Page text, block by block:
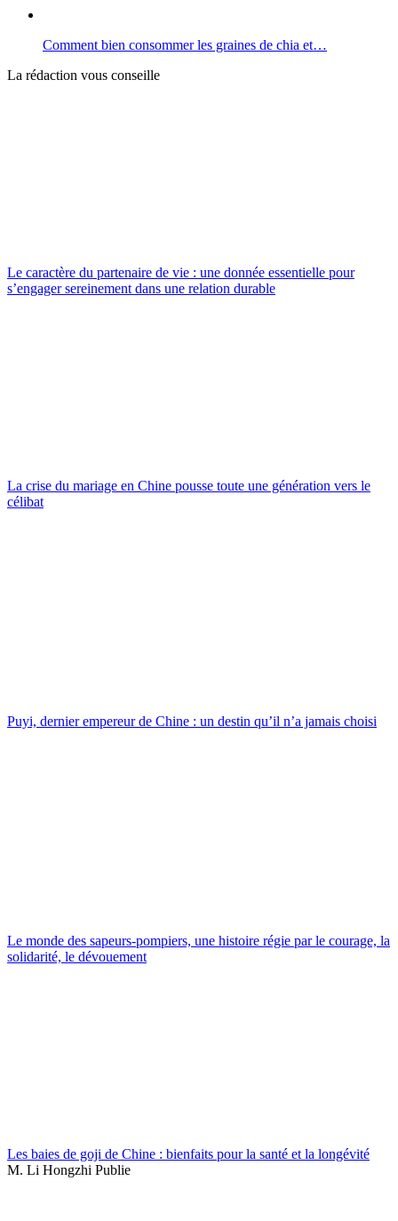
Comment bien consommer les graines de chia et…
La rédaction vous conseille
Le caractère du partenaire de vie : une donnée essentielle pour
s’engager sereinement dans une relation durable
La crise du mariage en Chine pousse toute une génération vers le
célibat
Puyi, dernier empereur de Chine : un destin qu’il n’a jamais choisi
Le monde des sapeurs-pompiers, une histoire régie par le courage, la
solidarité, le dévouement
Les baies de goji de Chine : bienfaits pour la santé et la longévité
M. Li Hongzhi Publie